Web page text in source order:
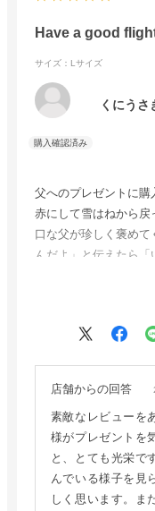
Have a good
サイズ：Lサイズ
くにうさ
父へのプレゼントに購
赤にして雪はねから
口な父が珍しく褒めて
んだよ」と伝えたら
るように見えました
店舗からの回答
素敵なレビューを
様がプレゼントを
と、とても光栄で
んでいる様子を見
しく思います。ま